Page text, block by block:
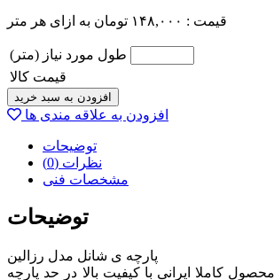
قیمت : ۱۴۸,۰۰۰ تومان به ازای هر متر
طول مورد نیاز (متر)
قیمت کالا
افزودن به سبد خرید
افزودن به علاقه مندی ها
توضیحات
نظرات (0)
مشخصات فنی
توضیحات
پارچه ی شانل مدل رزالین
کاملا ایرانی با کیفیت بالا در حد پارچه